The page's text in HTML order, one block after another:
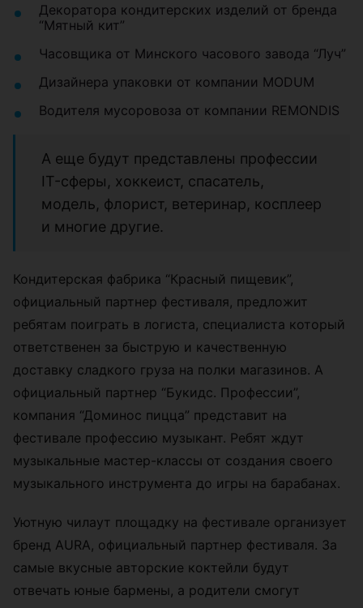
Декоратора кондитерских изделий от бренда
“Мятный кит”
Часовщика от Минского часового завода “Луч”
Дизайнера упаковки от компании MODUM
Водителя мусоровоза от компании REMONDIS
А еще будут представлены профессии
IT-сферы, хоккеист, спасатель,
модель, флорист, ветеринар, косплеер
и многие другие.
Кондитерская фабрика “Красный пищевик”,
официальный партнер фестиваля, предложит
ребятам поиграть в логиста, специалиста который
ответственен за быструю и качественную
доставку сладкого груза на полки магазинов. А
официальный партнер “Букидс. Профессии”,
компания “Доминос пицца” представит на
фестивале профессию музыкант. Ребят ждут
музыкальные мастер-классы от создания своего
музыкального инструмента до игры на барабанах.
Уютную чилаут площадку на фестивале организует
бренд AURA, официальный партнер фестиваля. За
самые вкусные авторские коктейли будут
отвечать юные бармены, а родители смогут